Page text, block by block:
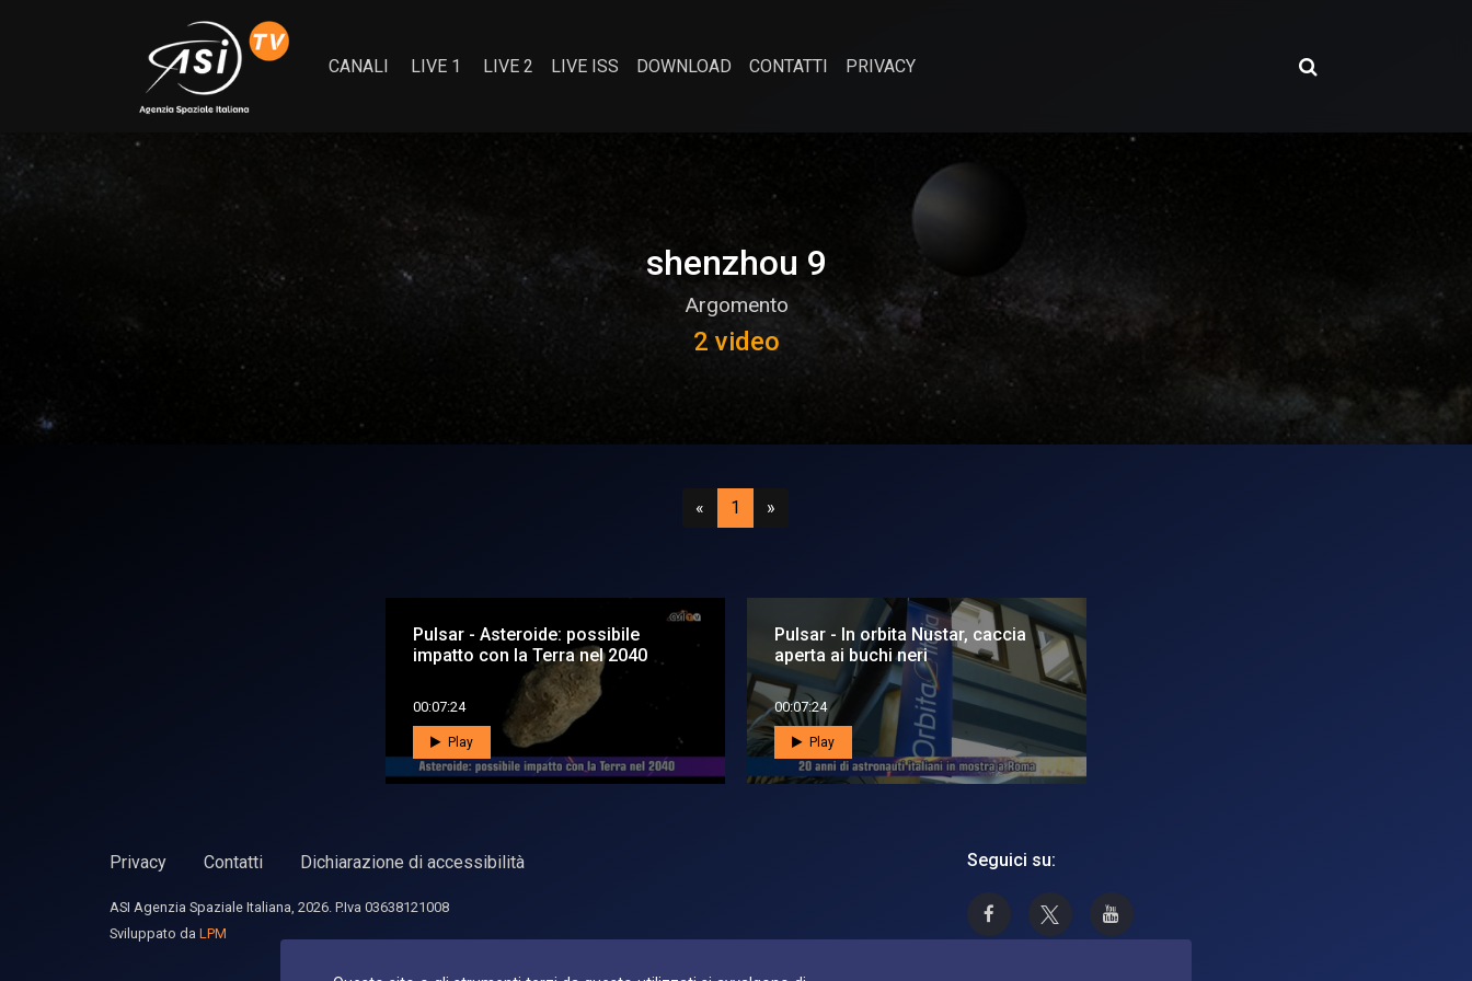
CANALI LIVE 1 LIVE 2 LIVE ISS DOWNLOAD CONTATTI PRIVACY
shenzhou 9
Argomento
2 video
« Precedente
1 (attuale)
»
Pulsar - Asteroide: possibile
impatto con la Terra nel 2040
00:07:24
Play
Pulsar - In orbita Nustar, caccia
aperta ai buchi neri
00:07:24
Play
Privacy Contatti Dichiarazione di accessibilità
ASI Agenzia Spaziale Italiana, 2026. P.Iva 03638121008
Sviluppato da LPM
Seguici su:
Asi su Facebook
Asi su X Canale Asi su YouTube